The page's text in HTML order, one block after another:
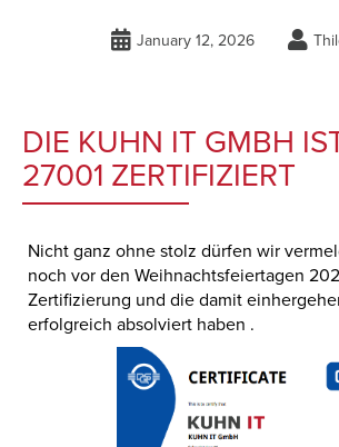
 January 12, 2026 
DIE KUHN IT GMBH
27001 ZERTIFIZIERT
Nicht ganz ohne stolz dürfen wir
noch vor den Weihnachtsfeiertagen
Zertifizierung und die damit
erfolgreich absolviert haben .